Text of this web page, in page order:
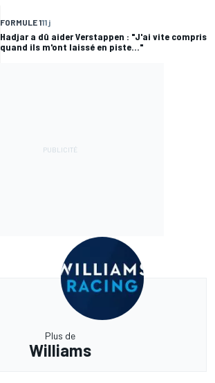
FORMULE 111 j
Hadjar a dû aider Verstappen : "J'ai vite compris
quand ils m'ont laissé en piste..."
Plus de
Williams